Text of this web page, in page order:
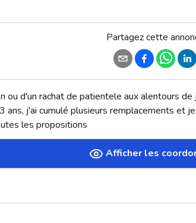
Partagez cette
ou d'un rachat de patientele aux alentours de
j'ai cumulé plusieurs remplacements et
les propositions
Afficher les